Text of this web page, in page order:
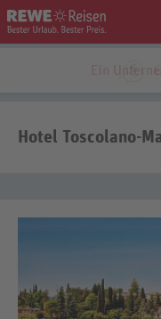
Ein
Hotel Toscolano-